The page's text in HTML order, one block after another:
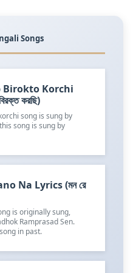
Songs
Birokto Korchi
করছি)
song is sung by
song is sung by
Na Lyrics (মন রে
is originally sung,
Ramprasad Sen.
in past.